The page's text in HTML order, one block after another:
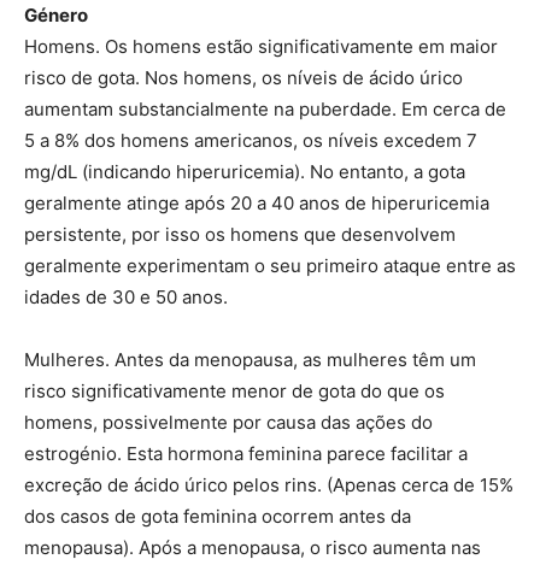
Género
Homens. Os homens estão significativamente em maior
risco de gota. Nos homens, os níveis de ácido úrico
aumentam substancialmente na puberdade. Em cerca de
5 a 8% dos homens americanos, os níveis excedem 7
mg/dL (indicando hiperuricemia). No entanto, a gota
geralmente atinge após 20 a 40 anos de hiperuricemia
persistente, por isso os homens que desenvolvem
geralmente experimentam o seu primeiro ataque entre as
idades de 30 e 50 anos.
Mulheres. Antes da menopausa, as mulheres têm um
risco significativamente menor de gota do que os
homens, possivelmente por causa das ações do
estrogénio. Esta hormona feminina parece facilitar a
excreção de ácido úrico pelos rins. (Apenas cerca de 15%
dos casos de gota feminina ocorrem antes da
menopausa). Após a menopausa, o risco aumenta nas